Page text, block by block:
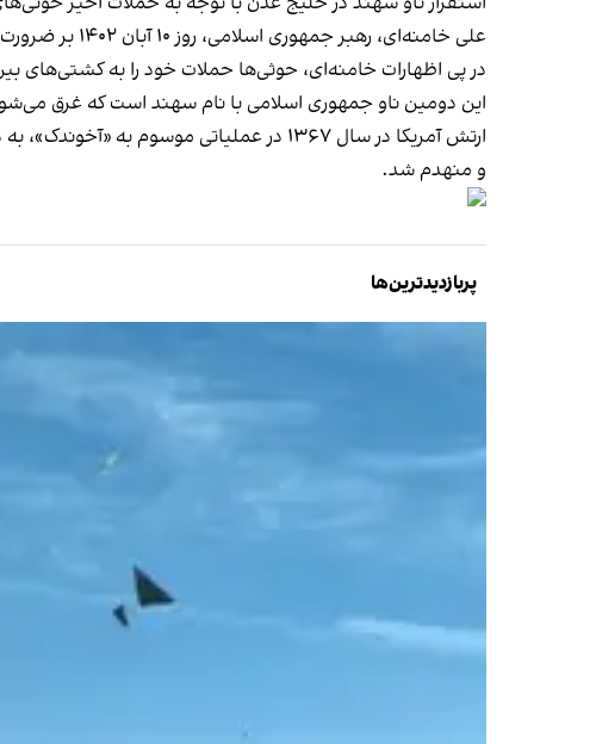
علی خامنه‌ای، رهبر جمهوری اسلامی، روز ۱۰ آبان ۱۴۰۲ بر ضرورت توقف صدور نفت و ارزاق به اسرائیل تاکید کرد و از دولت‌های اسلامی خواست
در پی اظهارات خامنه‌ای، حوثی‌ها حملات خود را به کشتی‌های
این دومین ناو جمهوری اسلامی با نام سهند است که غرق
ارتش آمریکا در سال ۱۳۶۷ در عملیاتی
و منهدم شد.
پربازدیدترین‌ها